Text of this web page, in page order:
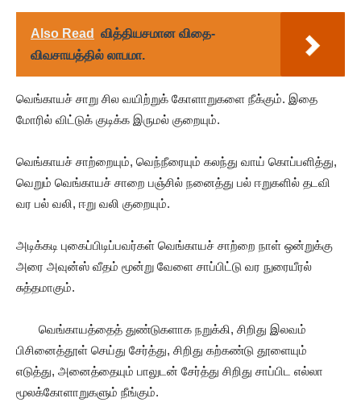
Also Read
வித்தியசமான விதை-
விவசாயத்தில் லாபமா.
வெங்காயச் சாறு சில வயிற்றுக் கோளாறுகளை நீக்கும். இதை
மோரில் விட்டுக் குடிக்க இருமல் குறையும்.
வெங்காயச் சாற்றையும், வெந்நீரையும் கலந்து வாய் கொப்பளித்து,
வெறும் வெங்காயச் சாறை பஞ்சில் நனைத்து பல் ஈறுகளில் தடவி
வர பல் வலி, ஈறு வலி குறையும்.
அடிக்கடி புகைப்பிடிப்பவர்கள் வெங்காயச் சாற்றை நாள் ஒன்றுக்கு
அரை அவுன்ஸ் வீதம் மூன்று வேளை சாப்பிட்டு வர நுரையீரல்
சுத்தமாகும்.
வெங்காயத்தைத் துண்டுகளாக நறுக்கி, சிறிது இலவம்
பிசினைத்தூள் செய்து சேர்த்து, சிறிது கற்கண்டு தூளையும்
எடுத்து, அனைத்தையும் பாலுடன் சேர்த்து சிறிது சாப்பிட எல்லா
மூலக்கோளாறுகளும் நீங்கும்.